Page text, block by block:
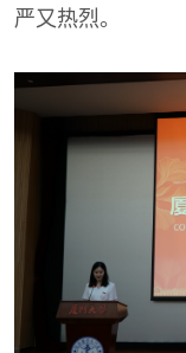
严又热烈。